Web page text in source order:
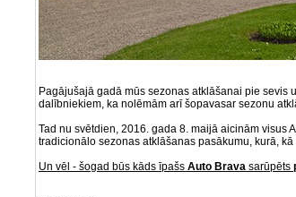
Pagājušajā gadā mūs sezonas atklāšanai pie sevis
dalībniekiem, ka nolēmām arī šopavasar sezonu
Tad nu svētdien, 2016. gada 8. maijā aicinām visus
tradicionālo sezonas atklāšanas pasākumu, kurā,
Un vēl - šogad būs kāds īpašs Auto Brava sarūpēts